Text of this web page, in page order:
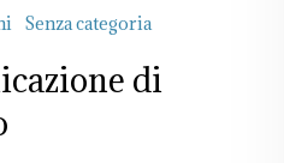
Senza categoria
di